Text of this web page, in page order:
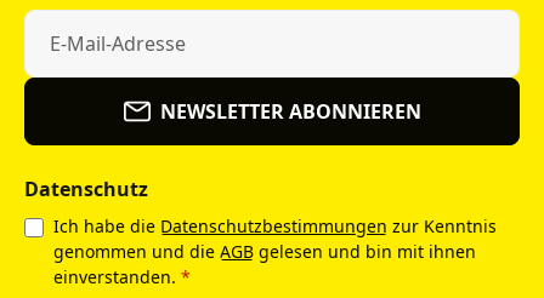
NEWSLETTER ABONNIEREN
Datenschutz
Ich habe die Datenschutzbestimmungen zur Kenntnis
genommen und die AGB gelesen und bin mit ihnen
einverstanden. *